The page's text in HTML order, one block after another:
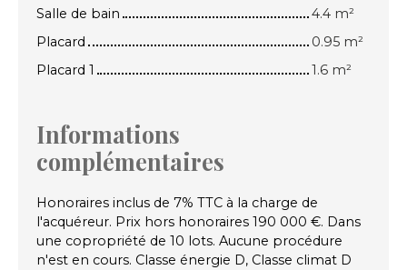
Salle de bain
4.4 m²
Placard
0.95 m²
Placard 1
1.6 m²
Informations
complémentaires
Honoraires inclus de 7% TTC à la charge de
l'acquéreur. Prix hors honoraires 190 000 €. Dans
une copropriété de 10 lots. Aucune procédure
n'est en cours. Classe énergie D, Classe climat D